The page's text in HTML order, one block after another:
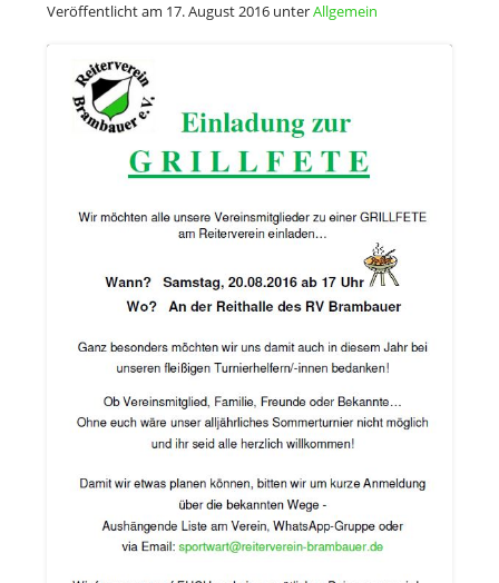
Veröffentlicht am 17. August 2016 unterAllgemein